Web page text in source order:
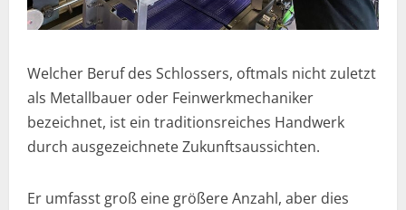
Welcher Beruf des Schlossers, oftmals nicht zuletzt
als Metallbauer oder Feinwerkmechaniker
bezeichnet, ist ein traditionsreiches Handwerk
durch ausgezeichnete Zukunftsaussichten.
Er umfasst groß eine größere Anzahl, aber dies